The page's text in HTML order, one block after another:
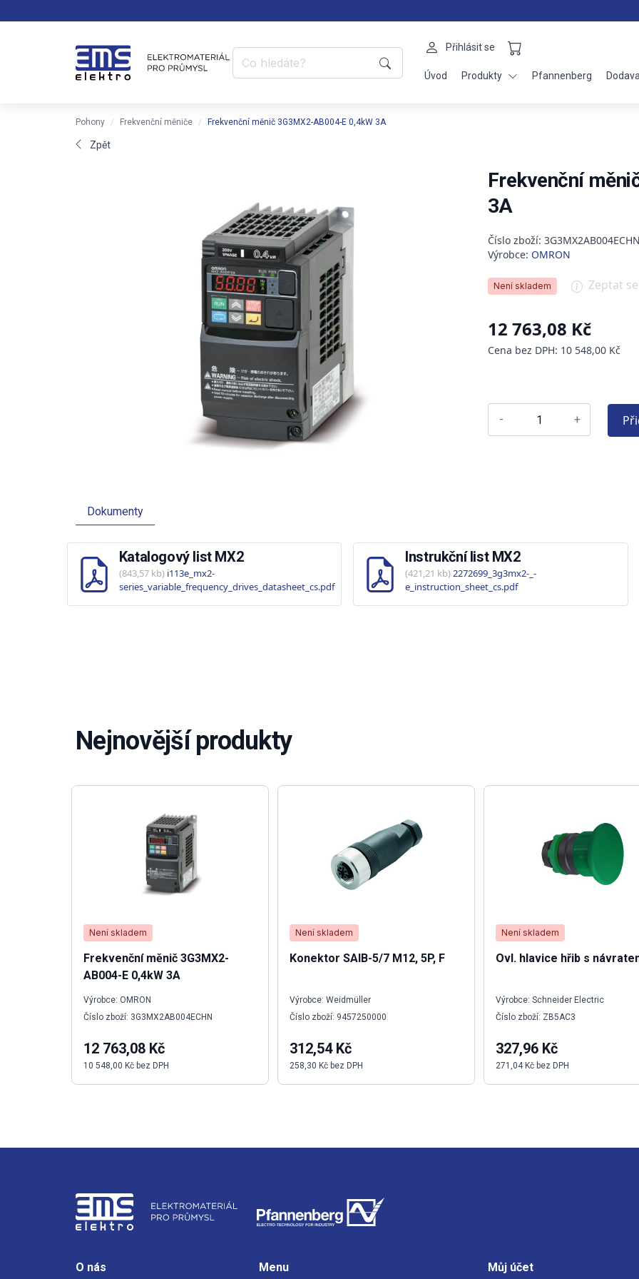
Přihlásit se
Úvod Produkty Pfannenberg
Pohony Frekvenční měniče Frekvenční měnič 3G3MX2-AB004-E 0,4kW 3A
Zpět
Frekvenční
3A
Číslo zboží: 3G3MX2AB004ECHN
Výrobce: OMRON
Není skladem Zeptat
12 763,08 Kč
Cena bez DPH: 10 548,00 Kč
- +
Dokumenty
Katalogový list MX2
(843,57 kb)i113e_mx2-
series_variable_frequency_drives_datasheet_cs.pdf
Instrukční list MX2
(421,21 kb)2272699_3g3mx2-_-
e_instruction_sheet_cs.pdf
Nejnovější produkty
Není skladem
Frekvenční měnič 3G3MX2-
AB004-E 0,4kW 3A
Výrobce: OMRON
Číslo zboží: 3G3MX2AB004ECHN
12 763,08 Kč
10 548,00 Kč bez DPH
Není skladem
Konektor SAIB-5/7 M12, 5P, F
Výrobce: Weidmüller
Číslo zboží: 9457250000
312,54 Kč
258,30 Kč bez DPH
Není skladem
Ovl. hlavice hřib s
Výrobce: Schneider Electric
Číslo zboží: ZB5AC3
327,96 Kč
271,04 Kč bez DPH
O nás Menu Můj účet